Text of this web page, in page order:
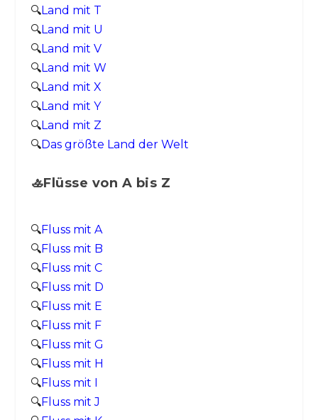
🔍Land mit T
🔍Land mit U
🔍Land mit V
🔍Land mit W
🔍Land mit X
🔍Land mit Y
🔍Land mit Z
🔍Das größte Land der Welt
🚣Flüsse von A bis Z
🔍Fluss mit A
🔍Fluss mit B
🔍Fluss mit C
🔍Fluss mit D
🔍Fluss mit E
🔍Fluss mit F
🔍Fluss mit G
🔍Fluss mit H
🔍Fluss mit I
🔍Fluss mit J